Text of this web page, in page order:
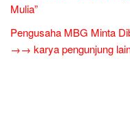
Mulia”
Pengusaha MBG Minta
→→ karya pengunjung